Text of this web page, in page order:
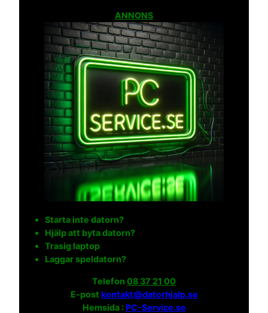
ANNONS
Starta inte datorn?
Hjälp att byta datorn?
Trasig laptop
Laggar speldatorn?
Telefon 08 37 21 00
E-post kontakt@datorhjalp.se
Hemsida :PC-Service.se